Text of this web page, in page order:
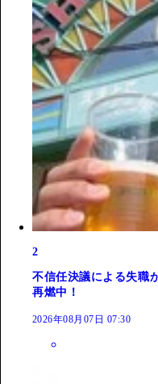
2
不信任決議による失職
再燃中！
2026年08月07日 07:30